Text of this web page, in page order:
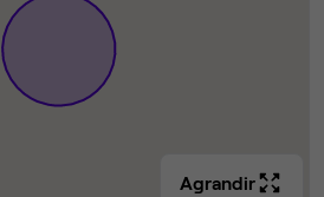
Agrandir